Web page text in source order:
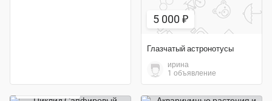
5 000 ₽
Глазчатый астронотусы
ирина
1 объявление